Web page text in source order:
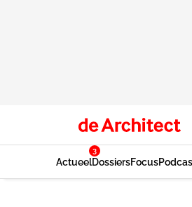
Actueel
3
DossiersFocus